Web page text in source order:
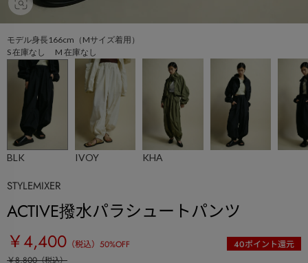
モデル身長166cm（Mサイズ着用）
S 在庫なし M 在庫なし
BLK IVOY KHA
STYLEMIXER
ACTIVE撥水パラシュートパンツ
￥4,400 （税込） 50%OFF 40ポイント還元
￥8,800（税込）